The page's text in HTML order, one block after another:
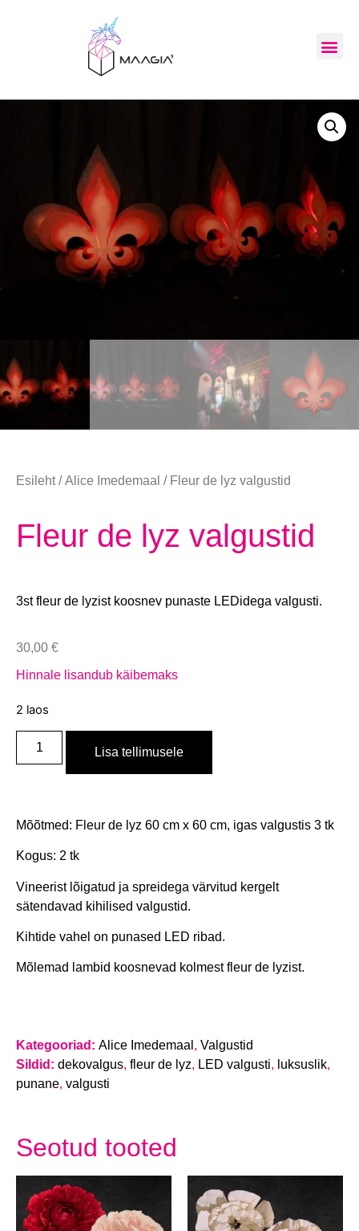
Esileht/Alice Imedemaal / Fleur de lyz valgustid
Fleur de lyz valgustid
3st fleur de lyzist koosnev punaste LEDidega valgusti.
30,00 €
Hinnale lisandub käibemaks
2 laos
Lisa tellimusele
Mõõtmed: Fleur de lyz 60 cm x 60 cm, igas valgustis 3 tk
Kogus: 2 tk
Vineerist lõigatud ja spreidega värvitud kergelt
sätendavad kihilised valgustid.
Kihtide vahel on punased LED ribad.
Mõlemad lambid koosnevad kolmest fleur de lyzist.
Kategooriad: Alice Imedemaal , Valgustid
Sildid: dekovalgus, fleur de lyz, LED valgusti, luksuslik,
punane, valgusti
Seotud tooted